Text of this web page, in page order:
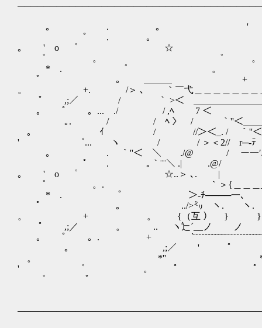
｡ . ｡ '
ﾟ . ｡ ゜ +
｡ ' o ゜ ☆
゜ 。 ゜
* . ゜ 。
ﾟ 。 ＿＿＿
。 +. /＞ ､ ｀￣弋＿＿＿
ﾟ ,;／ / ｀ >＜ ＿＿＿＿＿＿＿＿
｡ ﾟ 。... ./ / ,ﾍ 7
｡. / / ﾍ 〉 / ｀''＜＿＿＿
。 ｲ / //＞＜_. /
' ゜... ヽ / / ＞＜2// r─‐ﾃ /｀''＜￣
｡ . ｀''＜ ＼ ./@ / ー一′/ ｀
ﾟ . ｡｀¨¨＼ .|
｡ ' o ゜ ☆..
゜ 。. ｀＞{
* . ゜ ＞‐ﾁ
ﾟ 。 ../>㍉ ヽ.
。 + 。 {（互 ） } } }＞ー
ﾟ ,;／ 。 .. ヽ辷´__ノ
｡ ﾟ 。. +
｡ ,;／ '
。 *'' * .
' ゜ 。 ﾟ ﾟ
゜ ﾟ